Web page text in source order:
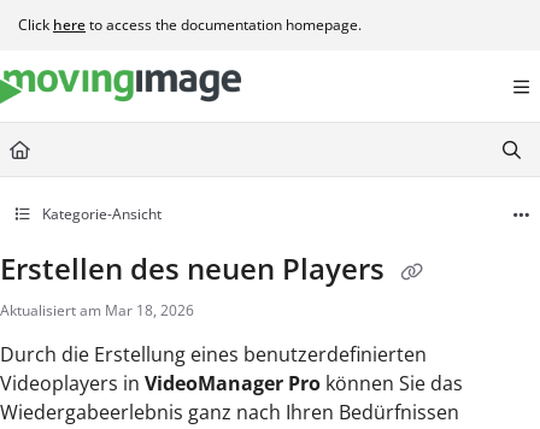
Documentation Index
Use this file to discover all available pages before exploring further.
Click hereto access the documentation homepage.
Kategorie-Ansicht
Erstellen des neuen Players
Aktualisiert am Mar 18, 2026
Durch die Erstellung eines benutzerdefinierten
Videoplayers in VideoManager Pro können Sie das
Wiedergabeerlebnis ganz nach Ihren Bedürfnissen